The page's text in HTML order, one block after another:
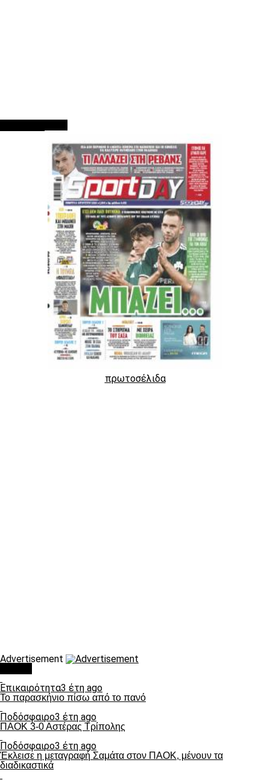
πρωτοσέλιδα
Advertisement
Επικαιρότητα3 έτη ago
Το παρασκήνιο πίσω από το πανό
Ποδόσφαιρο3 έτη ago
ΠΑΟΚ 3-0 Αστέρας Τρίπολης
Ποδόσφαιρο3 έτη ago
Έκλεισε η μεταγραφή Σαμάτα στον ΠΑΟΚ, μένουν τα
διαδικαστικά